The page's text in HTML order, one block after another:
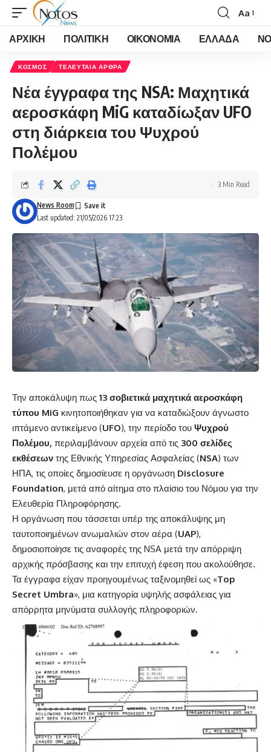
Font
Resizer
Aa
ΑΡΧΙΚΗ ΠΟΛΙΤΙΚΗ ΟΙΚΟΝΟΜΙΑ ΕΛΛΑΔΑ
ΚΟΣΜΟΣ ΤΕΛΕΥΤΑΙΑ ΑΡΘΡΑ
Νέα έγγραφα της NSA: Μαχητικά
αεροσκάφη MiG καταδίωξαν UFO
στη διάρκεια του Ψυχρού
Πολέμου
Last updated: 21/05/2026 17:23
News Room
3 Min Read
Την αποκάλυψη πως 13 σοβιετικά μαχητικά αεροσκάφη
τύπου MiG κινητοποιήθηκαν για να καταδιώξουν άγνωστο
ιπτάμενο αντικείμενο (UFO), την περίοδο του Ψυχρού
Πολέμου, περιλαμβάνουν αρχεία από τις 300 σελίδες
εκθέσεων της Εθνικής Υπηρεσίας Ασφαλείας (NSA) των
ΗΠΑ, τις οποίες δημοσίευσε η οργάνωση Disclosure
Foundation, μετά από αίτημα στο πλαίσιο του Νόμου για την
Ελευθερία Πληροφόρησης.
Η οργάνωση που τάσσεται υπέρ της αποκάλυψης μη
ταυτοποιημένων ανωμαλιών στον αέρα (UAP),
δημοσιοποίησε τις αναφορές της NSA μετά την απόρριψη
αρχικής πρόσβασης και την επιτυχή έφεση που ακολούθησε.
Τα έγγραφα είχαν προηγουμένως ταξινομηθεί ως «Top
Secret Umbra», μια κατηγορία υψηλής ασφάλειας για
απόρρητα μηνύματα συλλογής πληροφοριών.